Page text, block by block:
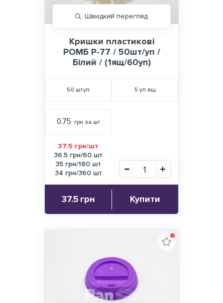
Швидкий перегляд
Кришки пластикові
РОМБ Р-77 / 50шт/уп /
Білий / (1ящ/60уп)
50 шт.уп 5 уп.ящ
0.75 грн за шт
37.5 грн/шт
36.5 грн/60 шт
35 грн/180 шт
34 грн/360 шт
37.5 грн Купити